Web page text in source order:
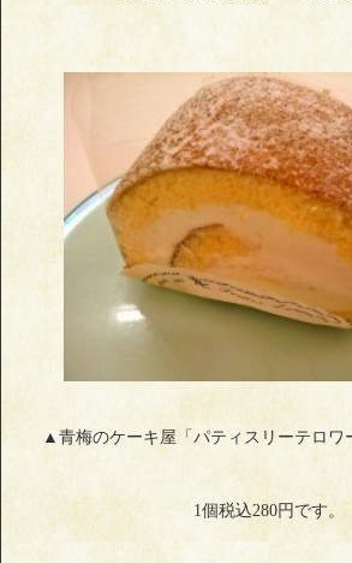
▲青梅のケーキ屋「パティスリーテロワ
1個税込280円です。